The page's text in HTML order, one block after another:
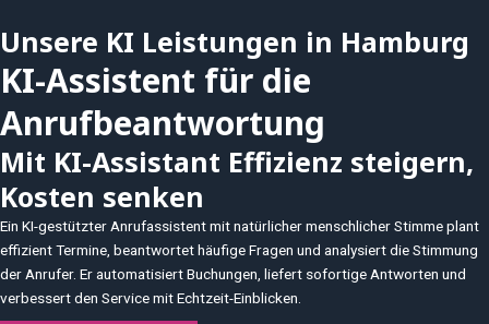
Unsere KI Leistungen in Hamburg
KI-Assistent für die
Anrufbeantwortung
Mit KI-Assistant Effizienz steigern,
Kosten senken
Ein KI-gestützter Anrufassistent mit natürlicher menschlicher Stimme plant
effizient Termine, beantwortet häufige Fragen und analysiert die Stimmung
der Anrufer. Er automatisiert Buchungen, liefert sofortige Antworten und
verbessert den Service mit Echtzeit-Einblicken.